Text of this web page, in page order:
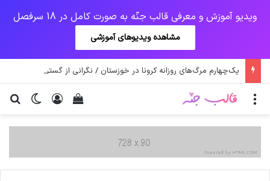
ویدیو آموزش و معرفی قالب جنّه به صورت کامل در 18 سرفصل
مشاهده ویدیوهای آموزشی
تغییر ورود
دیدن سبد خرید منو